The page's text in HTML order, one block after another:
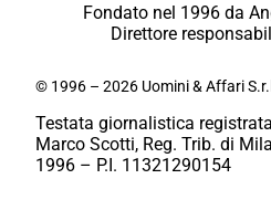
Fondato nel 1996 da
Direttore
© 1996 – 2026 Uomini & Affari
Testata giornalistica
Marco Scotti, Reg. Trib. di
1996 – P.I. 11321290154